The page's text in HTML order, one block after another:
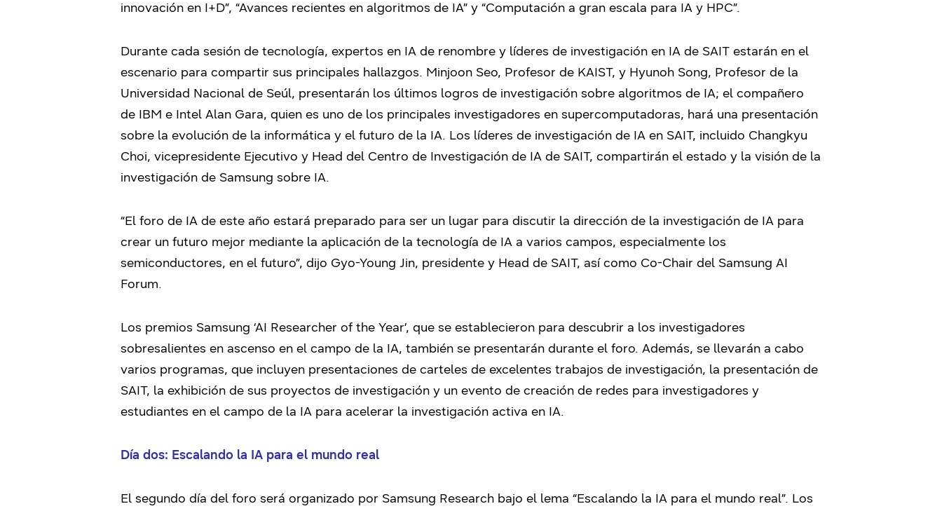
innovación en I+D”, “Avances recientes en algoritmos de IA” y “Computación a gran escala para IA y HPC”.
Durante cada sesión de tecnología, expertos en IA de renombre y líderes de investigación en IA de SAIT estarán en el
escenario para compartir sus principales hallazgos. Minjoon Seo, Profesor de KAIST, y Hyunoh Song, Profesor de la
Universidad Nacional de Seúl, presentarán los últimos logros de investigación sobre algoritmos de IA; el compañero
de IBM e Intel Alan Gara, quien es uno de los principales investigadores en supercomputadoras, hará una presentación
sobre la evolución de la informática y el futuro de la IA. Los líderes de investigación de IA en SAIT, incluido Changkyu
Choi, vicepresidente Ejecutivo y Head del Centro de Investigación de IA de SAIT, compartirán el estado y la visión de la
investigación de Samsung sobre IA.
“El foro de IA de este año estará preparado para ser un lugar para discutir la dirección de la investigación de IA para
crear un futuro mejor mediante la aplicación de la tecnología de IA a varios campos, especialmente los
semiconductores, en el futuro”, dijo Gyo-Young Jin, presidente y Head de SAIT, así como Co-Chair del Samsung AI
Forum.
Los premios Samsung ‘AI Researcher of the Year’, que se establecieron para descubrir a los investigadores
sobresalientes en ascenso en el campo de la IA, también se presentarán durante el foro. Además, se llevarán a cabo
varios programas, que incluyen presentaciones de carteles de excelentes trabajos de investigación, la presentación de
SAIT, la exhibición de sus proyectos de investigación y un evento de creación de redes para investigadores y
estudiantes en el campo de la IA para acelerar la investigación activa en IA.
Día dos: Escalando la IA para el mundo real
El segundo día del foro será organizado por Samsung Research bajo el lema “Escalando la IA para el mundo real”. Los